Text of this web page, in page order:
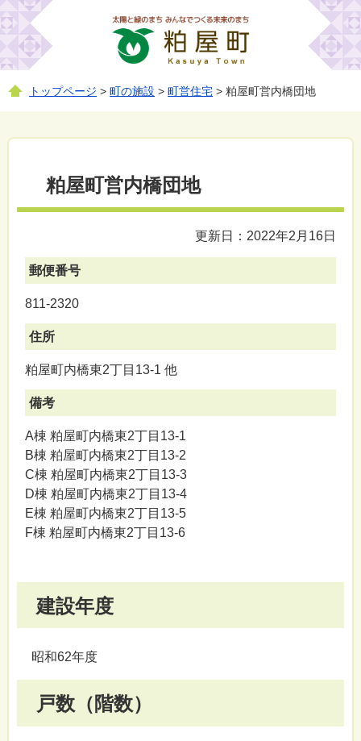
トップページ >町の施設 >町営住宅 > 粕屋町営内橋団地
粕屋町営内橋団地
更新日：2022年2月16日
郵便番号
811-2320
住所
粕屋町内橋東2丁目13-1 他
備考
A棟 粕屋町内橋東2丁目13-1
B棟 粕屋町内橋東2丁目13-2
C棟 粕屋町内橋東2丁目13-3
D棟 粕屋町内橋東2丁目13-4
E棟 粕屋町内橋東2丁目13-5
F棟 粕屋町内橋東2丁目13-6
建設年度
昭和62年度
戸数（階数）